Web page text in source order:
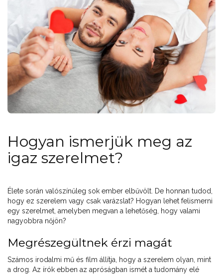
Hogyan ismerjük meg az
igaz szerelmet?
Élete során valószínűleg sok ember elbűvölt. De honnan tudod,
hogy ez szerelem vagy csak varázslat? Hogyan lehet felismerni
egy szerelmet, amelyben megvan a lehetőség, hogy valami
nagyobbra nőjön?
Megrészegültnek érzi magát
Számos irodalmi mű és film állítja, hogy a szerelem olyan, mint
a drog. Az írók ebben az apróságban ismét a tudomány elé